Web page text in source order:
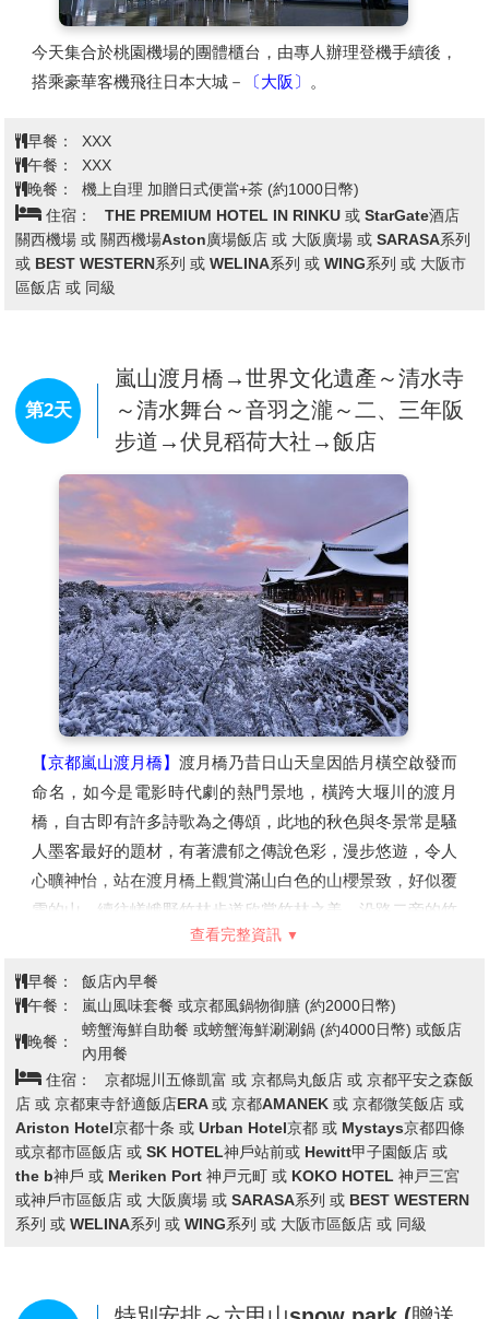
早餐：
午餐：
晚餐：
機上自理 加贈日式便當+茶 (約1000日幣)
關西機場 或 關西機場Aston廣場飯店 或 大阪廣場 或 SARASA系列
或 BEST WESTERN系列 或 WELINA系列 或 WING系列 或 大阪市
區飯店 或 同級
第2天
嵐山渡月橋→世界文化遺產～清水寺
～清水舞台～音羽之瀧～二、三年阪
步道→伏見稻荷大社→飯店
【京都嵐山渡月橋】渡月橋乃昔日山天皇因皓月橫空啟發而
命名，如今是電影時代劇的熱門景地，橫跨大堰川的渡月
橋，自古即有許多詩歌為之傳頌，此地的秋色與冬景常是騷
人墨客最好的題材，有著濃郁之傳說色彩，漫步悠遊，令人
心曠神怡，站在渡月橋上觀賞滿山白色的山櫻景致，好似覆
雪的山。續往嵯峨野竹林步道欣賞竹林之美，沿路二旁的竹
木高聳，靜幽詩情，閑靜中盡是畫意。
【世界文化遺產：清水寺】清水寺起源於八世紀末期。現在
且廟門前城鎮附近的自然環境保持得很好，從寺內展望京都
查看完整資訊
早餐： 飯店內早餐
內用餐